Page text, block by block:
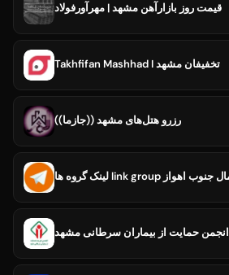
قیمت روز بازارآهن مشهد | مهرآورفولاد
Takhfifan Mashhad I تخفیفان مشهد
رزرو هتل‌های مشهد ((جازما))
انجمن حمایت از بیماران سرطانی مشهد